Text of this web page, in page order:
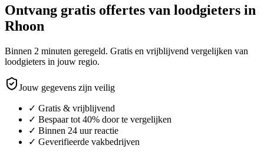
Ontvang gratis offertes van loodgieters in
Rhoon
Binnen 2 minuten geregeld. Gratis en vrijblijvend vergelijken van
loodgieters in jouw regio.
Jouw gegevens zijn veilig
✓ Gratis & vrijblijvend
✓ Bespaar tot 40% door te vergelijken
✓ Binnen 24 uur reactie
✓ Geverifieerde vakbedrijven